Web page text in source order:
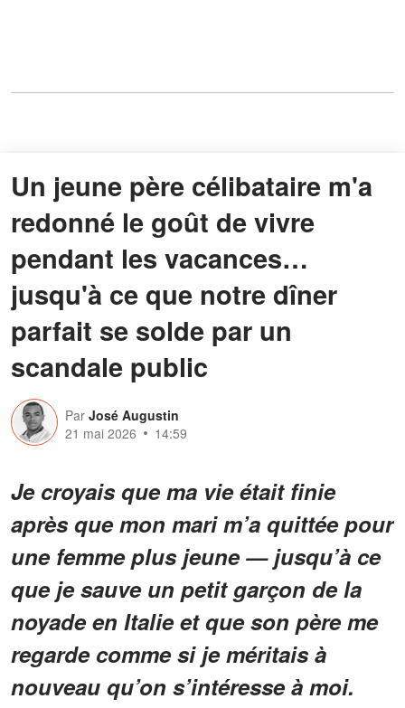
Un jeune père célibataire m'a
redonné le goût de vivre
pendant les vacances…
jusqu'à ce que notre dîner
parfait se solde par un
scandale public
Par José Augustin
21 mai 2026
14:59
Je croyais que ma vie était finie
après que mon mari m’a quittée pour
une femme plus jeune — jusqu’à ce
que je sauve un petit garçon de la
noyade en Italie et que son père me
regarde comme si je méritais à
nouveau qu’on s’intéresse à moi.